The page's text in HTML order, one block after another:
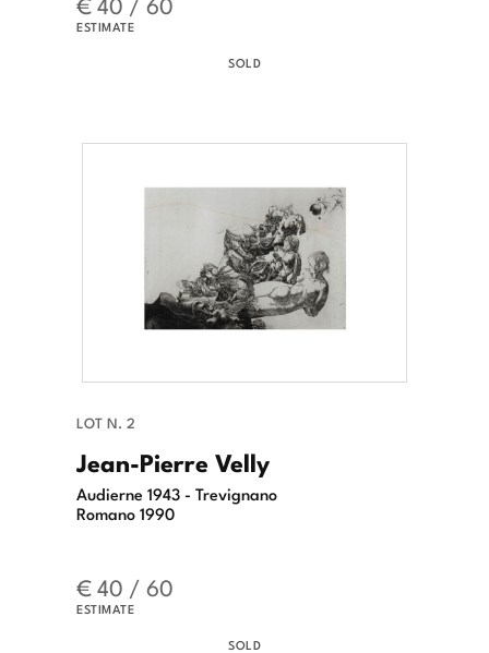
ESTIMATE
SOLD
LOT N. 2
Jean-Pierre Velly
Audierne 1943 - Trevignano
Romano 1990
€ 40 / 60
ESTIMATE
SOLD